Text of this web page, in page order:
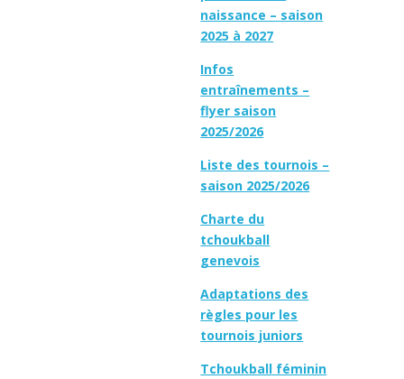
naissance – saison
2025 à 2027
Infos
entraînements –
flyer saison
2025/2026
Liste des tournois –
saison 2025/2026
Charte du
tchoukball
genevois
Adaptations des
règles pour les
tournois juniors
Tchoukball féminin